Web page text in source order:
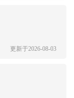
更新于2026-08-03